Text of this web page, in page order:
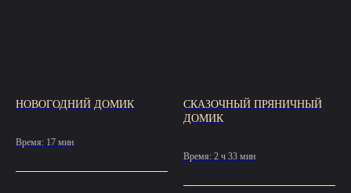
НОВОГОДНИЙ ДОМИК
Время: 17 мин
СКАЗОЧНЫЙ ПРЯНИЧНЫЙ
ДОМИК
Время: 2 ч 33 мин